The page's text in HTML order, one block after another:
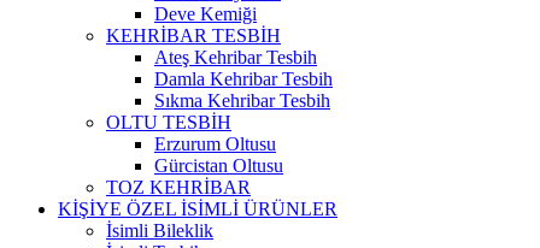
Deve Kemiği
KEHRİBAR TESBİH
Ateş Kehribar Tesbih
Damla Kehribar Tesbih
Sıkma Kehribar Tesbih
OLTU TESBİH
Erzurum Oltusu
Gürcistan Oltusu
TOZ KEHRİBAR
KİŞİYE ÖZEL İSİMLİ ÜRÜNLER
İsimli Bileklik